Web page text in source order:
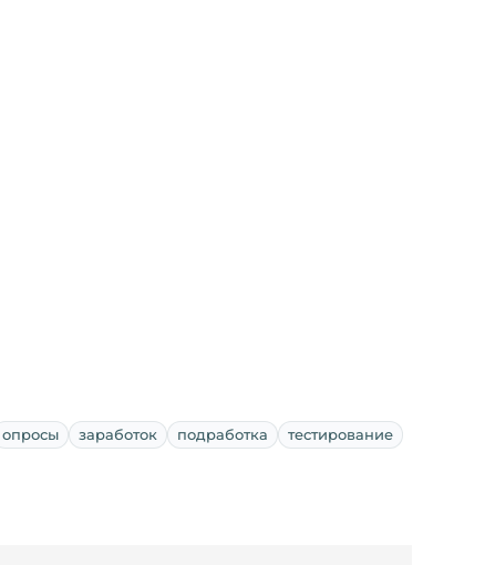
опросы заработок подработка тестирование